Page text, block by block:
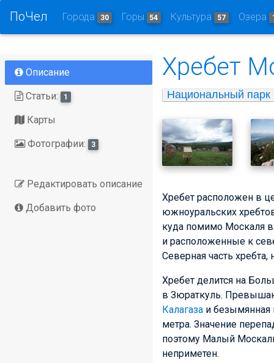
ПоЧел Города 30 Горы 54 Культура 57 Озера
Описание
Статьи: 1
Карты
Фотографии: 3
Редактировать описание
Добавить фото
Хребет
Национальный парк
Хребет расположен в
южноуральских
куда помимо Москаля
и расположенные к
Северная часть
Хребет делится на
в Зюраткуль.
Калагаза и безымянная
метра. Значение
поэтому Малый
неприметен.